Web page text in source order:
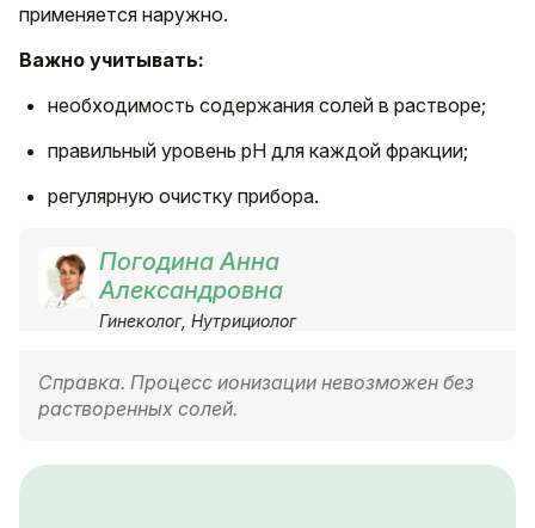
применяется наружно.
Важно учитывать:
необходимость содержания солей в растворе;
правильный уровень pH для каждой фракции;
регулярную очистку прибора.
Погодина Анна
Александровна
Гинеколог, Нутрициолог
Справка. Процесс ионизации невозможен без
растворенных солей.